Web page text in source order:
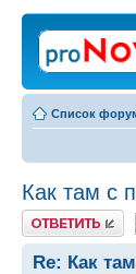
Список
Как там с
Ответить
Re: Как